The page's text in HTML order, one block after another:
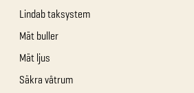
Lindab taksystem
Mät buller
Mät ljus
Säkra våtrum